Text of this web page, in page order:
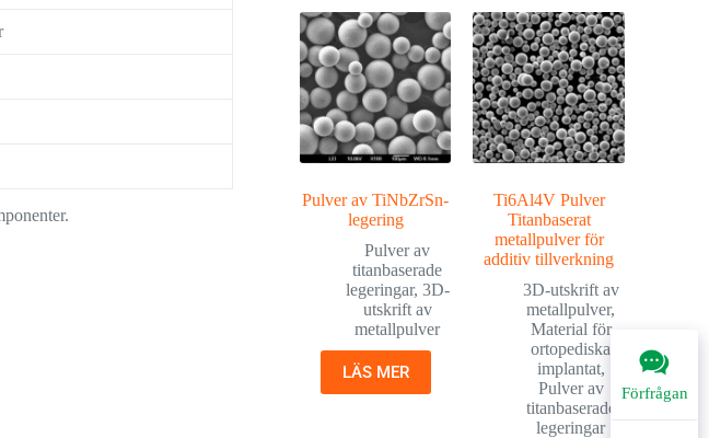
Förfrågan
Pulver av TiNbZrSn-
legering
Pulver av
titanbaserade
legeringar, 3D-
utskrift av
metallpulver
LÄS MER
Ti6Al4V Pulver
Titanbaserat
metallpulver för
additiv tillverkning
3D-utskrift av
metallpulver,
Material för
ortopediska
implantat,
Pulver av
titanbaserade
legeringar